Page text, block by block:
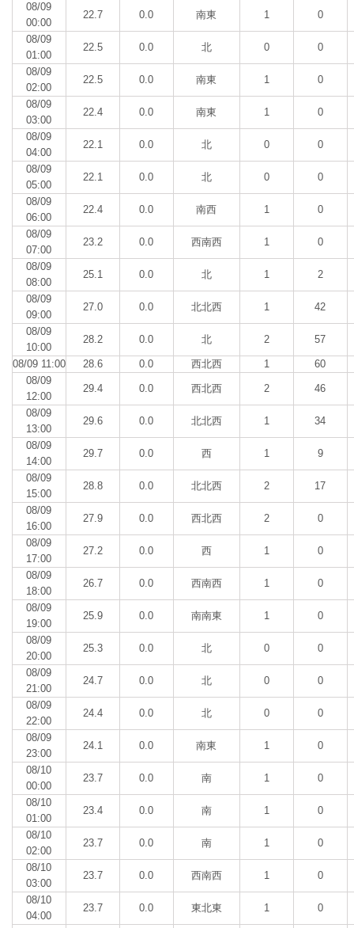
08/09
00:00
22.7 0.0 南東 1 0
08/09
01:00
22.5 0.0 北 0 0
08/09
02:00
22.5 0.0 南東 1 0
08/09
03:00
22.4 0.0 南東 1 0
08/09
04:00
22.1 0.0 北 0 0
08/09
05:00
22.1 0.0 北 0 0
08/09
06:00
22.4 0.0 南西 1 0
08/09
07:00
23.2 0.0 西南西 1 0
08/09
08:00
25.1 0.0 北 1 2
08/09
09:00
27.0 0.0 北北西 1 42
08/09
10:00
28.2 0.0 北 2 57
08/09 11:00 28.6 0.0 西北西 1
60
08/09
12:00
29.4 0.0 西北西 2 46
08/09
13:00
29.6 0.0 北北西 1 34
08/09
14:00
29.7 0.0 西 1 9
08/09
15:00
28.8 0.0 北北西 2 17
08/09
16:00
27.9 0.0 西北西 2 0
08/09
17:00
27.2 0.0 西 1 0
08/09
18:00
26.7 0.0 西南西 1 0
08/09
19:00
25.9 0.0 南南東 1 0
08/09
20:00
25.3 0.0 北 0 0
08/09
21:00
24.7 0.0 北 0 0
08/09
22:00
24.4 0.0 北 0 0
08/09
23:00
24.1 0.0 南東 1 0
08/10
00:00
23.7 0.0 南 1 0
08/10
01:00
23.4 0.0 南 1 0
08/10
02:00
23.7 0.0 南 1 0
08/10
03:00
23.7 0.0 西南西 1 0
08/10
04:00
23.7 0.0 東北東 1 0